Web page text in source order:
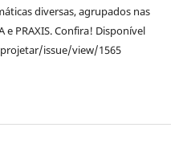
diversas, agrupados nas
e PRAXIS. Confira! Disponível
issue/view/1565